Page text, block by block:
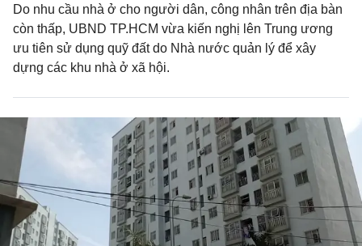
Do nhu cầu nhà ở cho người dân, công nhân trên địa bàn
còn thấp, UBND TP.HCM vừa kiến nghị lên Trung ương
ưu tiên sử dụng quỹ đất do Nhà nước quản lý để xây
dựng các khu nhà ở xã hội.